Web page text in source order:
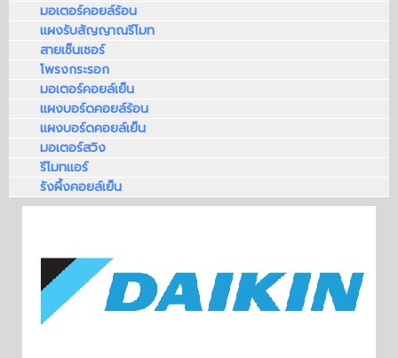
มอเตอร์คอยล์ร้อน
แผงรับสัญญาณรีโมท
สายเซ็นเซอร์
โพรงกระรอก
มอเตอร์คอยล์เย็น
แผงบอร์ดคอยล์ร้อน
แผงบอร์ดคอยล์เย็น
มอเตอร์สวิง
รีโมทแอร์
รังผึ้งคอยล์เย็น